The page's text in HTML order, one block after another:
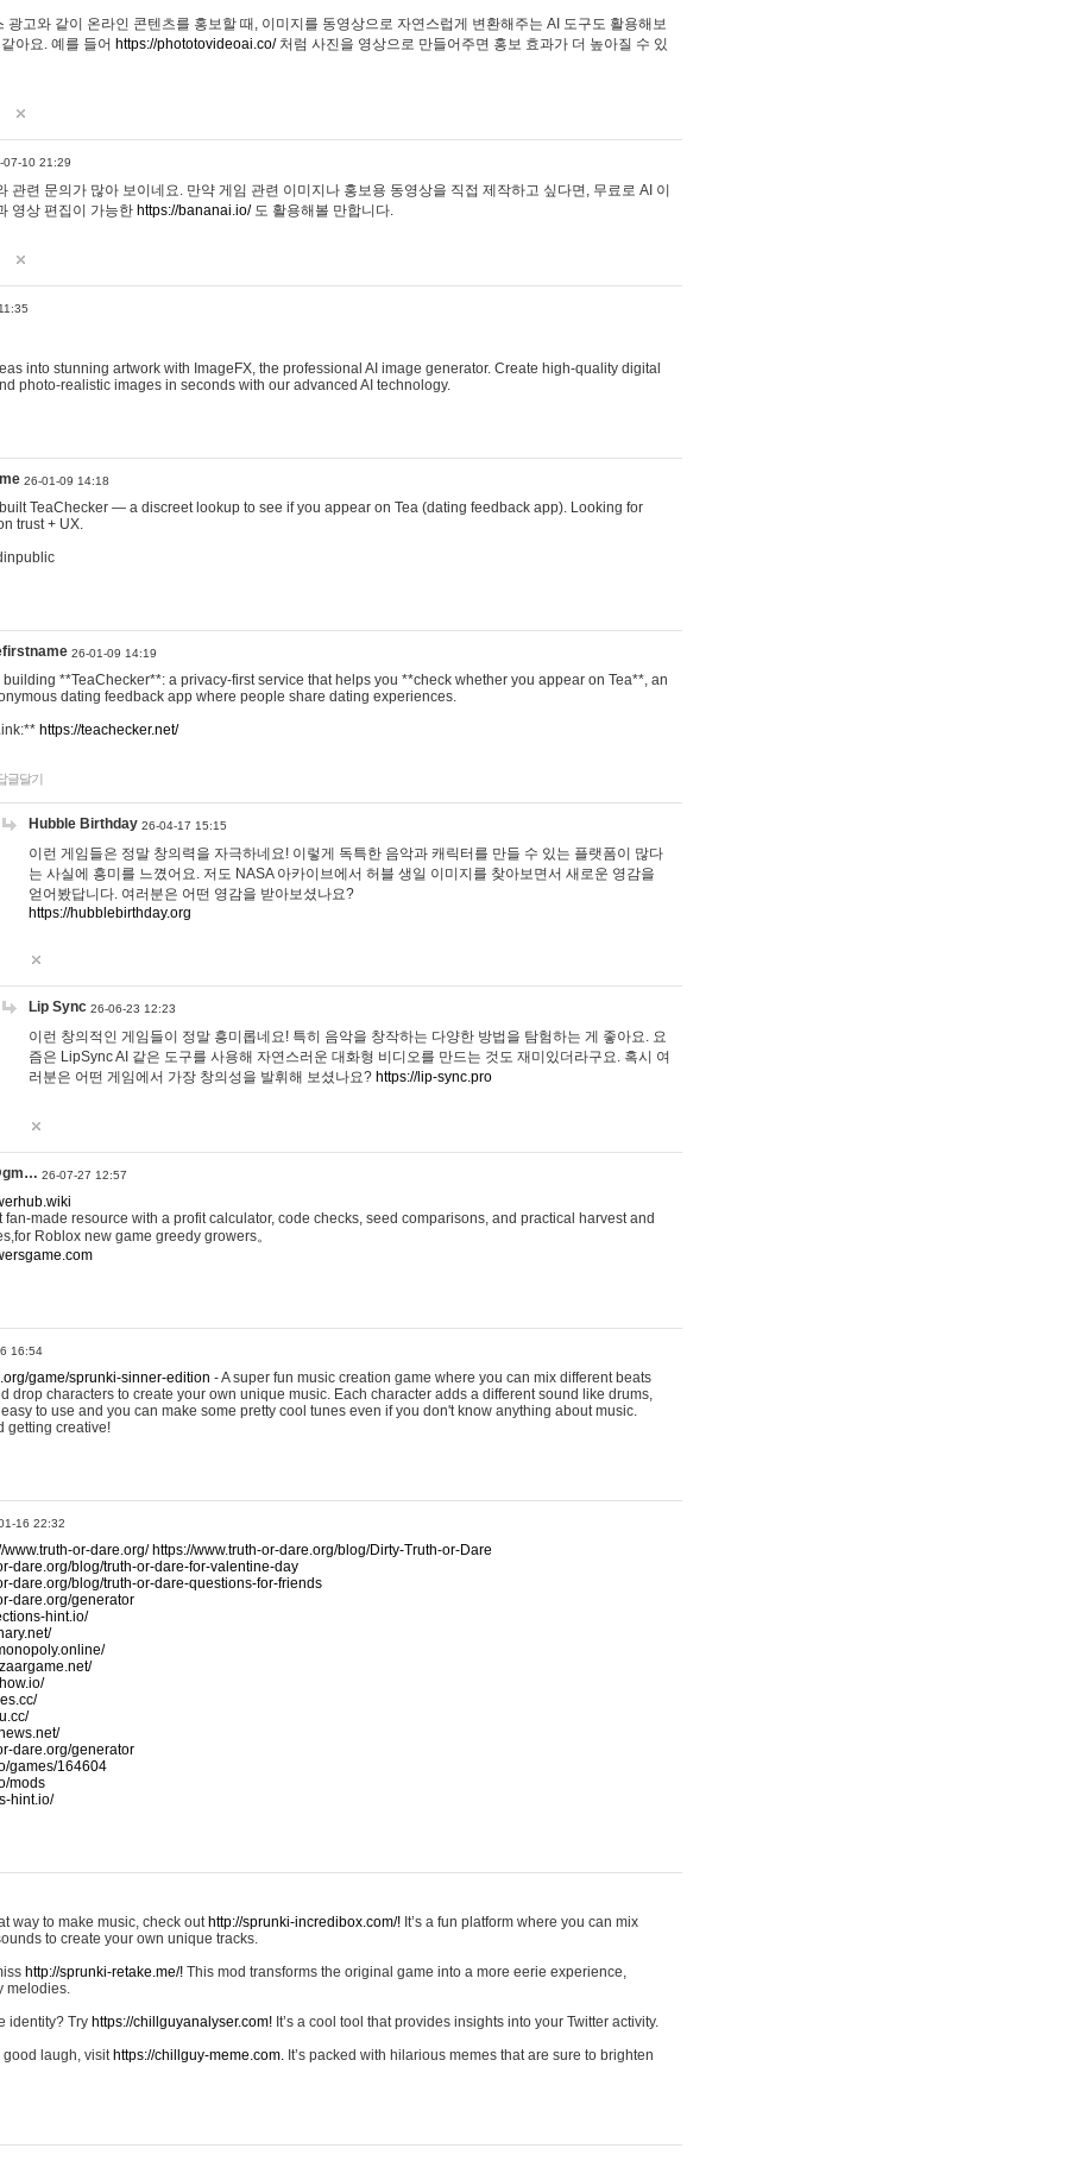
광고와 같이 온라인 콘텐츠를 홍보할 때, 이미지를 동영상으로 자연스럽게 변환해주는 AI 도구도 활용해보
아요. 예를 들어 https://phototovideoai.co/처럼 사진을 영상으로 만들어주면 홍보 효과가 더 높아질 수 있
07-10 21:29
관련 문의가 많아 보이네요. 만약 게임 관련 이미지나 홍보용 동영상을 직접 제작하고 싶다면, 무료로 AI 이
영상 편집이 가능한 https://bananai.io/도 활용해볼 만합니다.
into stunning artwork with ImageFX, the professional AI image generator. Create high-quality digital
photo-realistic images in seconds with our advanced AI technology.
26-01-09 14:18
TeaChecker — a discreet lookup to see if you appear on Tea (dating feedback app). Looking for
trust + UX.
26-01-09 14:19
building **TeaChecker**: a privacy-first service that helps you **check whether you appear on Tea**, an
dating feedback app where people share dating experiences.
https://teachecker.net/
글달기
Hubble Birthday 26-04-17 15:15
이런 게임들은 정말 창의력을 자극하네요! 이렇게 독특한 음악과 캐릭터를 만들 수 있는 플랫폼이 많다
는 사실에 흥미를 느꼈어요. 저도 NASA 아카이브에서 허블 생일 이미지를 찾아보면서 새로운 영감을
얻어봤답니다. 여러분은 어떤 영감을 받아보셨나요?
https://hubblebirthday.org
Lip Sync 26-06-23 12:23
이런 창의적인 게임들이 정말 흥미롭네요! 특히 음악을 창작하는 다양한 방법을 탐험하는 게 좋아요. 요
즘은 LipSync AI 같은 도구를 사용해 자연스러운 대화형 비디오를 만드는 것도 재미있더라구요. 혹시 여
러분은 어떤 게임에서 가장 창의성을 발휘해 보셨나요? https://lip-sync.pro
26-07-27 12:57
made resource with a profit calculator, code checks, seed comparisons, and practical harvest and
Roblox new game greedy growers。
16:54
game/sprunki-sinner-edition - A super fun music creation game where you can mix different beats
drop characters to create your own unique music. Each character adds a different sound like drums,
to use and you can make some pretty cool tunes even if you don't know anything about music.
getting creative!
16 22:32
www.truth-or-dare.org/ https://www.truth-or-dare.org/blog/Dirty-Truth-or-Dare
dare.org/blog/truth-or-dare-for-valentine-day
dare.org/blog/truth-or-dare-questions-for-friends
dare.org/generator
hint.io/
dare.org/generator
games/164604
mods
hint.io/
way to make music, check out http://sprunki-incredibox.com/! It’s a fun platform where you can mix
to create your own unique tracks.
http://sprunki-retake.me/! This mod transforms the original game into a more eerie experience,
melodies.
identity? Try https://chillguyanalyser.com! It’s a cool tool that provides insights into your Twitter activity.
good laugh, visit https://chillguy-meme.com. It’s packed with hilarious memes that are sure to brighten